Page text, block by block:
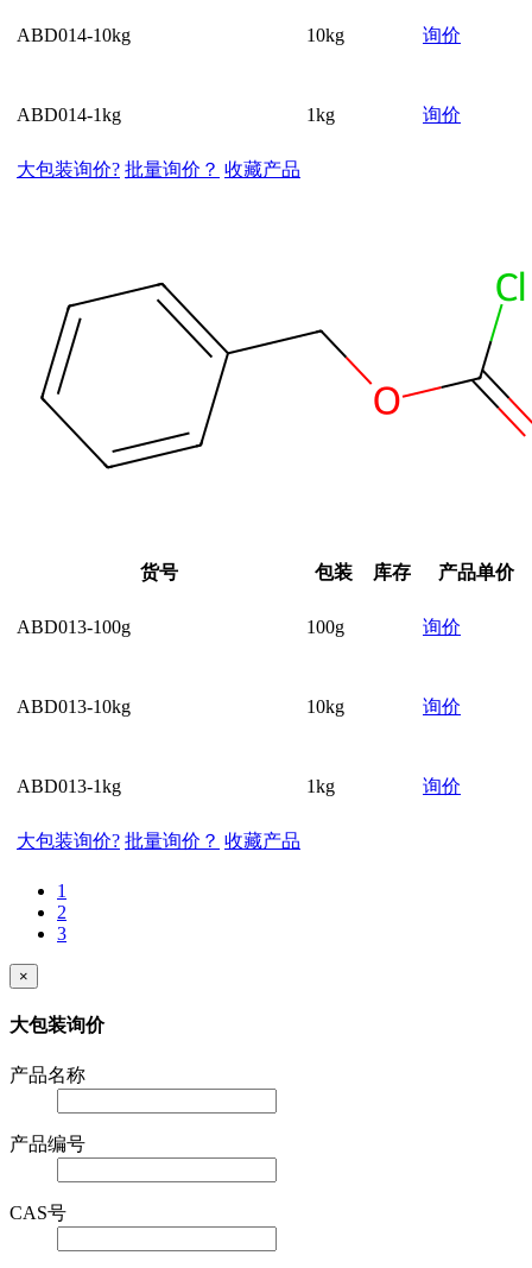
ABD014-10kg 10kg 询价
ABD014-1kg 1kg 询价
大包装询价? 批量询价？ 收藏产品
货号 包装 库存 产品单价
ABD013-100g 100g 询价
ABD013-10kg 10kg 询价
ABD013-1kg 1kg 询价
大包装询价? 批量询价？ 收藏产品
1
2
3
×
大包装询价
产品名称
产品编号
CAS号